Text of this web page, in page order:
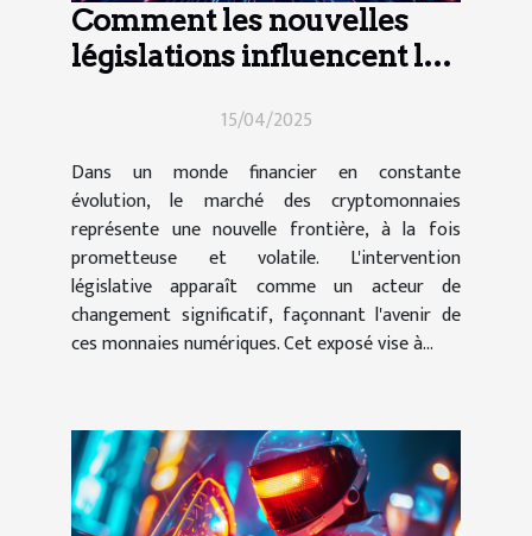
Comment les nouvelles
législations influencent le
cryptomonnaies
15/04/2025
Dans un monde financier en constante
évolution, le marché des cryptomonnaies
représente une nouvelle frontière, à la fois
prometteuse et volatile. L'intervention
législative apparaît comme un acteur de
changement significatif, façonnant l'avenir de
ces monnaies numériques. Cet exposé vise à...